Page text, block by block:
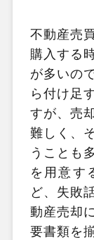
不動産売
購入する
が多いの
ら付け足
すが、売
難しく、
うことも
を用意す
ど、失敗
動産売却
要書類を